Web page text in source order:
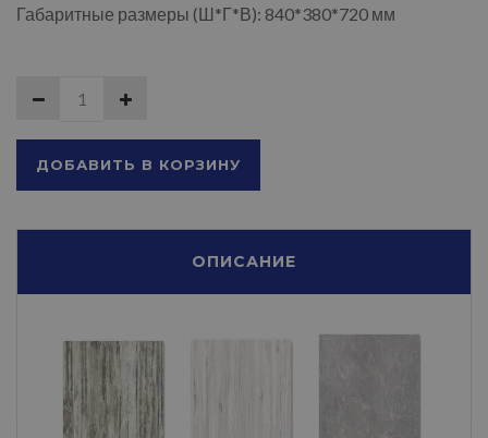
Габаритные размеры (Ш*Г*В): 840*380*720 мм
ДОБАВИТЬ В КОРЗИНУ
ОПИСАНИЕ